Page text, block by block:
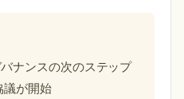
ナンスの次のステップ
議が開始